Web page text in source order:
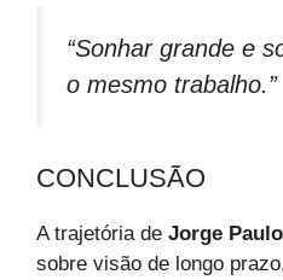
“Sonhar grande e
o mesmo trabalho.”
CONCLUSÃO
A trajetória de Jorge
sobre visão de longo